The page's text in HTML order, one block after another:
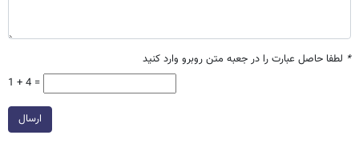
* لطفا حاصل عبارت را در جعبه متن روبرو وارد کنید
1 + 4 =
ارسال